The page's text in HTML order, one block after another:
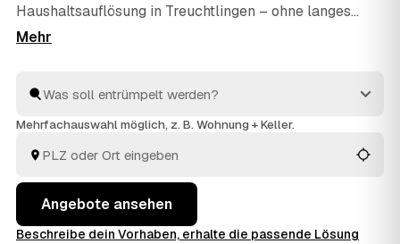
Haushaltsauflösung in Treuchtlingen – ohne langes
Suchen. Bei AWL beschreiben Sie, was weg soll, und
Wohnung oder ganzer Hausstand aus einem Nachlass:
Es wird sorgfältig geräumt, fachgerecht entsorgt und
Angebote bequem und behalten die volle Kontrolle
über Ihre Entscheidung.
Mehrfachauswahl möglich, z. B. Wohnung + Keller.
Angebote ansehen
Beschreibe dein Vorhaben, erhalte die passende Lösung